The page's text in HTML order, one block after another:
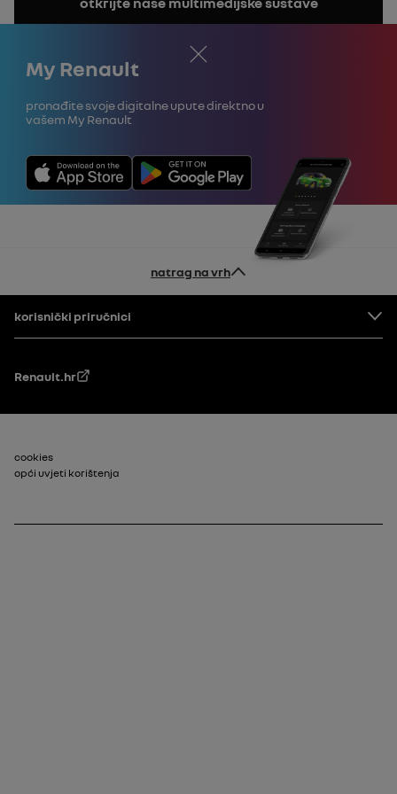
priručnik
Zatvori
My Renault
Pronađite svoje digitalne upute direktno u
vašem My Renault
natrag na vrh
Podnožje
korisnički priručnici
Renault.hr
Footer_2
cookies
opći uvjeti korištenja